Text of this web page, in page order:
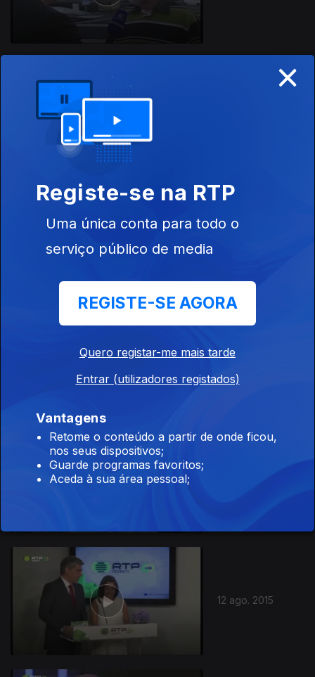
23 ago. 2015
12 ago. 2015
×
Registe-se na RTP
Uma única conta para todo o
serviço público de media
REGISTE-SE AGORA
Quero registar-me mais tarde
Entrar (utilizadores registados)
Vantagens
Retome o conteúdo a partir de onde ficou,
nos seus dispositivos;
Guarde programas favoritos;
Aceda à sua área pessoal;